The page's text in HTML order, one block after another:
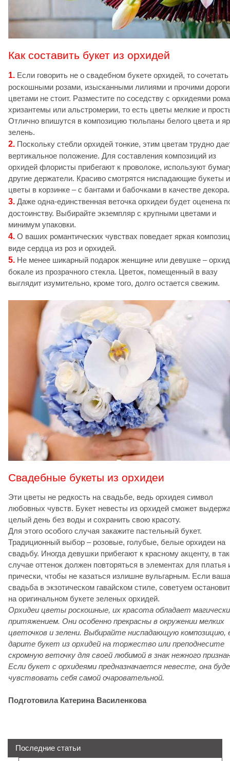
Как составить букет из орхидей
1. Если говорить не о свадебном букете орхидей, то
роскошными розами, изысканными лилиями и прочими
цветами не стоит. Разместите по соседству с орхидеями
хризантемы или альстромерии, то есть цветы мелкие и
Отлично впишутся в композицию тюльпаны белого цвета и
зелень.
2. Поскольку стебли орхидей тонкие, этим цветам трудно
вертикальное положение. Для составления композиций из
орхидей флористы прибегают к проволоке, используют
другие держатели. Красиво смотрятся ниспадающие букеты
цветы в корзинке – с бантами и бабочками в качестве декора.
3. Даже одна-единственная веточка орхидеи будет оценена
достоинству. Выбирайте экземпляр с крупными цветами и
минимум упаковки.
4. О ваших романтических чувствах поведает яркая
виде сердца из роз и орхидей.
5. Не менее шикарный подарок женщине или девушке –
бокале из прозрачного стекла. Цветок, помещенный в вазу
выглядит изумительно, кроме того, долго остается свежим.
Свадебные букеты из орхидеи
Эти цветы не редкость на свадьбе, ведь орхидея символ
любовных чувств. Букет невесты из орхидей сможет
целый день без воды и сохранить свою красоту.
Для этого особого случая закажите пастельный букет.
Традиционный выбор – розовые, голубые, белые орхидеи на
свадьбу. Иногда девушки прибегают к красному акценту, в
случае оттенок должен повторяться в элементах для платья
прически, чтобы не казаться излишне вульгарным. Если ваша
свадьба в экзотическом гавайском стиле, советуем
на оригинальном букете зеленых орхидей.
Орхидеи цветы роскошные, их красота обладает
притяжением. Они особенно прекрасны в окружении мелких
цветочков и зелени. Выбирайте ниспадающую композицию,
дарите букет из орхидей на торжество или преподнесите
скромную веточку для своей любимой в знак нежного
Если букет с орхидеями предназначается невесте, она
чувствовать себя самой очаровательной.
Подготовила Катерина Василенкова
Последние статьи